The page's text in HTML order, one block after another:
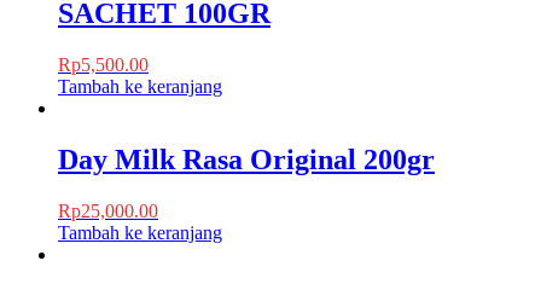
SACHET 100GR
Rp5,500.00
Tambah ke keranjang
Day Milk Rasa Original 200gr
Rp25,000.00
Tambah ke keranjang